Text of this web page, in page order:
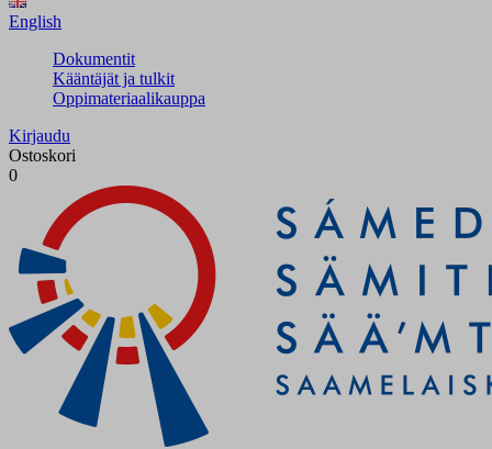
English
Dokumentit
Kääntäjät ja tulkit
Oppimateriaalikauppa
Kirjaudu
Ostoskori
0